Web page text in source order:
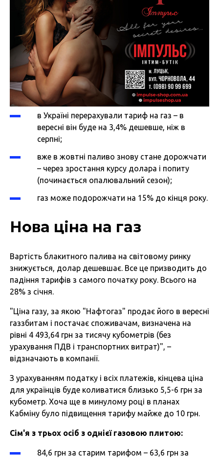
в Україні перерахували тариф на газ – в
вересні він буде на 3,4% дешевше, ніж в
серпні;
вже в жовтні паливо знову стане дорожчати
– через зростання курсу долара і попиту
(починається опалювальний сезон);
газ може подорожчати на 15% до кінця року.
Нова ціна на газ
Вартість блакитного палива на світовому ринку
знижується, долар дешевшає. Все це призводить до
падіння тарифів з самого початку року. Всього на
28% з січня.
"Ціна газу, за якою "Нафтогаз" продає його в вересні
газзбитам і постачає споживачам, визначена на
рівні 4 493,64 грн за тисячу кубометрів (без
урахування ПДВ і транспортних витрат)", –
відзначають в компанії.
З урахуванням податку і всіх платежів, кінцева ціна
для українців буде коливатися близько 5,5-6 грн за
кубометр. Хоча ще в минулому році в планах
Кабміну було підвищення тарифу майже до 10 грн.
Сім'я з трьох осіб з однієї газовою плитою:
84,6 грн за старим тарифом – 63,6 грн за